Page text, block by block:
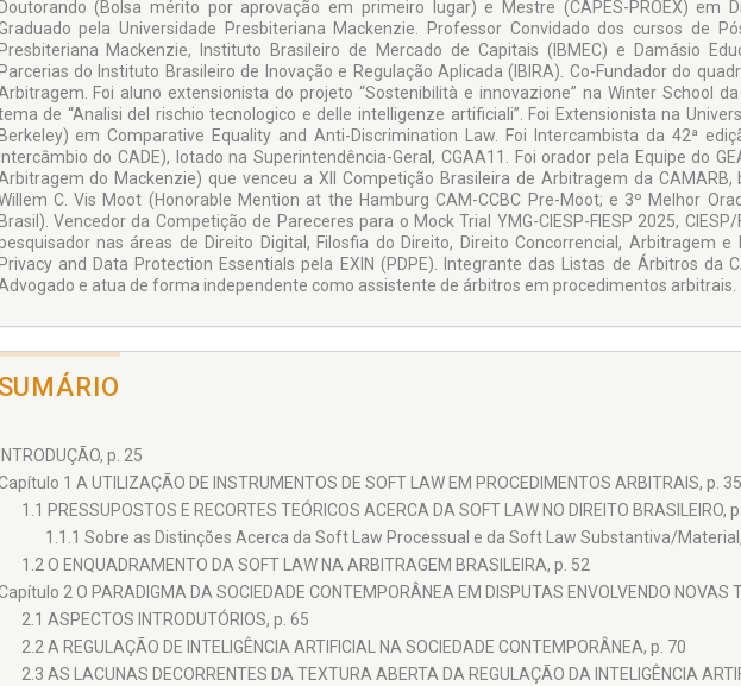
Doutorando (Bolsa mérito por aprovação em primeiro lugar) e Mestre (CAPES-PROEX) em
pela Universidade Presbiteriana Mackenzie. Professor Convidado dos cursos de
Presbiteriana Mackenzie, Instituto Brasileiro de Mercado de Capitais (IBMEC) e Damásio
Parcerias do Instituto Brasileiro de Inovação e Regulação Aplicada (IBIRA). Co-Fundador do
Foi aluno extensionista do projeto “Sostenibilità e innovazione” na Winter School
de “Analisi del rischio tecnologico e delle intelligenze artificiali”. Foi Extensionista na
Berkeley) em Comparative Equality and Anti-Discrimination Law. Foi Intercambista da 42ª
Intercâmbio do CADE), lotado na Superintendência-Geral, CGAA11. Foi orador pela Equipe do
do Mackenzie) que venceu a XII Competição Brasileira de Arbitragem da
C. Vis Moot (Honorable Mention at the Hamburg CAM-CCBC Pre-Moot; e 3º Melhor
Brasil). Vencedor da Competição de Pareceres para o Mock Trial YMG-CIESP-FIESP 2025,
nas áreas de Direito Digital, Filosfia do Direito, Direito Concorrencial, Arbitragem e
Privacy and Data Protection Essentials pela EXIN (PDPE). Integrante das Listas de Árbitros da
e atua de forma independente como assistente de árbitros em procedimentos arbitrais.
SUMÁRIO
INTRODUÇÃO, p. 25
1 A UTILIZAÇÃO DE INSTRUMENTOS DE SOFT LAW EM PROCEDIMENTOS ARBITRAIS, p. 35
1.1 PRESSUPOSTOS E RECORTES TEÓRICOS ACERCA DA SOFT LAW NO DIREITO BRASILEIRO,
1.1.1 Sobre as Distinções Acerca da Soft Law Processual e da Soft Law Substantiva/
1.2 O ENQUADRAMENTO DA SOFT LAW NA ARBITRAGEM BRASILEIRA, p. 52
2 O PARADIGMA DA SOCIEDADE CONTEMPORÂNEA EM DISPUTAS ENVOLVENDO NOVAS
2.1 ASPECTOS INTRODUTÓRIOS, p. 65
2.2 A REGULAÇÃO DE INTELIGÊNCIA ARTIFICIAL NA SOCIEDADE CONTEMPORÂNEA, p. 70
2.3 AS LACUNAS DECORRENTES DA TEXTURA ABERTA DA REGULAÇÃO DA INTELIGÊNCIA